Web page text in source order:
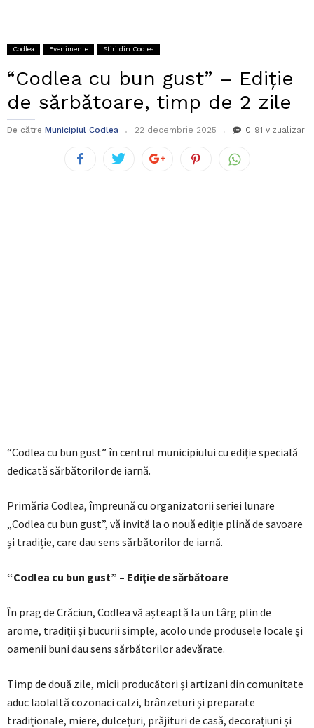
Codlea Evenimente Stiri din Codlea
“Codlea cu bun gust” – Ediţie
de sărbătoare, timp de 2 zile
De către Municipiul Codlea 22 decembrie 2025 0 91 vizualizari
“Codlea cu bun gust” în centrul municipiului cu ediţie specială
dedicată sărbătorilor de iarnă.
Primăria Codlea, împreună cu organizatorii seriei lunare
„Codlea cu bun gust”, vă invită la o nouă ediție plină de savoare
și tradiție, care dau sens sărbătorilor de iarnă.
“Codlea cu bun gust” – Ediţie de sărbătoare
În prag de Crăciun, Codlea vă așteaptă la un târg plin de
arome, tradiții și bucurii simple, acolo unde produsele locale și
oamenii buni dau sens sărbătorilor adevărate.
Timp de două zile, micii producători și artizani din comunitate
aduc laolaltă cozonaci calzi, brânzeturi și preparate
tradiționale, miere, dulcețuri, prăjituri de casă, decorațiuni și